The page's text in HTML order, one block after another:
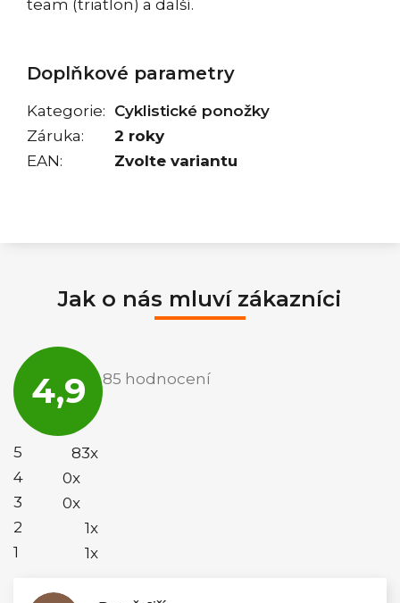
team (triatlon) a další.
Doplňkové parametry
Kategorie: Cyklistické ponožky
Záruka:
2 roky
EAN: Zvolte variantu
Jak o nás mluví zákazníci
4,9
obchodu
je
85 hodnocení
5
83x
4
0x
3
0x
2
1x
1
1x